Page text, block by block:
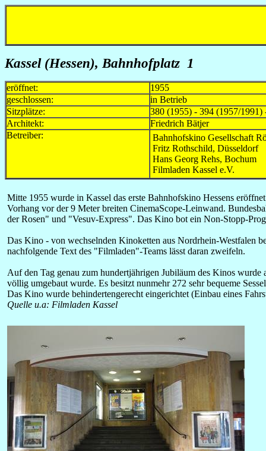
Kassel (Hessen), Bahnhofplatz 1
eröffnet:
1955
geschlossen:
in Betrieb
Sitzplätze:
380 (1955) - 394 (1957/1991)
Architekt:
Friedrich Bätjer
Betreiber:
Bahnhofskino Gesellschaft
Fritz Rothschild, Düsseldorf
Hans Georg Rehs, Bochum
Filmladen Kassel e.V.
Mitte 1955 wurde in Kassel das erste Bahnhofskino Hessens
Vorhang vor der 9 Meter breiten CinemaScope-Leinwand.
der Rosen" und "Vesuv-Express". Das Kino bot ein Non-Stopp-
Das Kino - von wechselnden Kinoketten aus Nordrhein-Westfalen
nachfolgende Text des "Filmladen"-Teams lässt daran zweifeln.
Auf den Tag genau zum hundertjährigen Jubiläum des Kinos
völlig umgebaut wurde. Es besitzt nunmehr 272 sehr bequeme
Das Kino wurde behindertengerecht eingerichtet (Einbau eines
Quelle u.a: Filmladen Kassel